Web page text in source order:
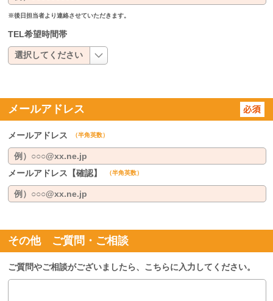
※後日担当者より連絡させていただきます。
TEL希望時間帯
メールアドレス
メールアドレス （半角英数）
メールアドレス【確認】 （半角英数）
その他 ご質問・ご相談
ご質問やご相談がございましたら、こちらに入力してください。